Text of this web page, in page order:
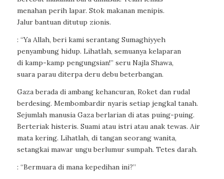
menahan perih lapar. Stok makanan menipis.
Jalur bantuan ditutup zionis.
: “Ya Allah, beri kami serantang Sumaghiyyeh
penyambung hidup. Lihatlah, semuanya kelaparan
di kamp-kamp pengungsian!” seru Najla Shawa,
suara parau diterpa deru debu beterbangan.
Gaza berada di ambang kehancuran, Roket dan rudal
berdesing. Membombardir nyaris setiap jengkal tanah.
Sejumlah manusia Gaza berlarian di atas puing-puing.
Berteriak histeris. Suami atau istri atau anak tewas. Air
mata kering. Lihatlah, di tangan seorang wanita,
setangkai mawar ungu berlumur sumpah. Tetes darah.
: “Bermuara di mana kepedihan ini?”